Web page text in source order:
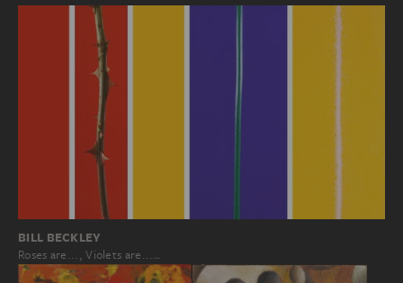
BILL BECKLEY
Roses are..., Violets are...…